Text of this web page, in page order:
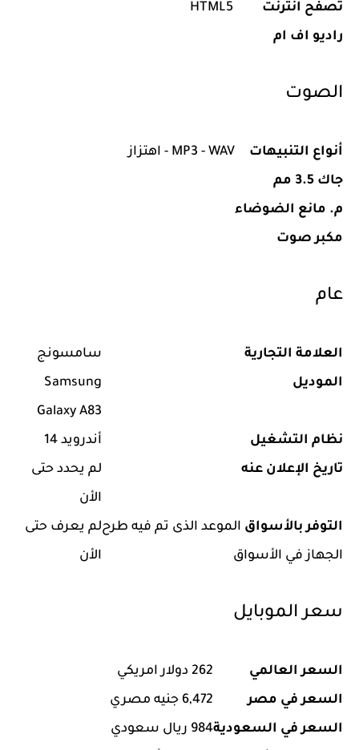
تصفح انترنت
HTML5
راديو اف ام
الصوت
أنواع التنبيهات
MP3 - WAV - اهتزاز
جاك 3.5 مم
م. مانع الضوضاء
مكبر صوت
عام
العلامة التجارية
سامسونج
الموديل
Samsung
Galaxy A83
نظام التشغيل
أندرويد 14
تاريخ الإعلان عنه
لم يحدد حتى
الأن
التوفر بالأسواق الموعد الذى تم فيه طرح
الجهاز في الأسواق
لم يعرف حتى
الأن
سعر الموبايل
السعر العالمي
262 دولار امريكي
السعر في مصر
6,472 جنيه مصري
السعر في السعودية984 ريال سعودي